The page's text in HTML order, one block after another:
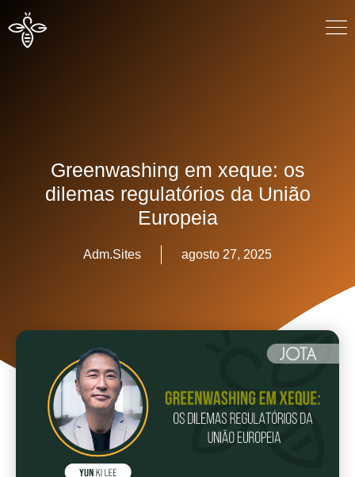
Greenwashing em xeque: os
dilemas regulatórios da União
Europeia
Adm.Sites agosto 27, 2025